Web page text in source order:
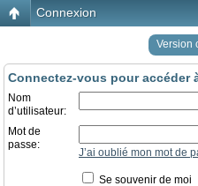
Connexion
Version
Connectez-vous pour accéder
Nom
d’utilisateur:
Mot de
passe:
J’ai oublié mon mot de
Se souvenir de moi